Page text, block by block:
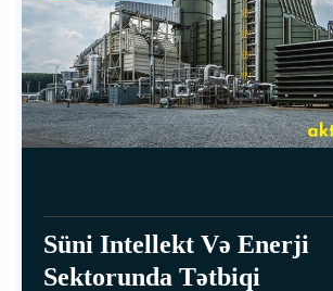
Süni Intellekt Və Enerji
Sektorunda Tətbiqi